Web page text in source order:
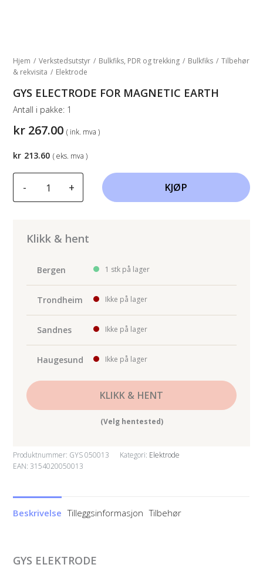
Hjem / Verkstedsutstyr / Bulkfiks, PDR og trekking / Bulkfiks / Tilbehør
& rekvisita / Elektrode
GYS ELECTRODE FOR MAGNETIC EARTH
kr 267.00 ( ink. mva )
Antall i pakke: 1
-
ELECTRODE
EARTH
+ KJØP
Klikk & hent
Bergen 1 stk på lager
Trondheim Ikke på lager
Sandnes Ikke på lager
Haugesund Ikke på lager
KLIKK & HENT
(Velg hentested)
Produktnummer: GYS 050013 Kategori: Elektrode
EAN: 3154020050013
kr 213.60 ( eks. mva )
Beskrivelse Tilleggsinformasjon Tilbehør
GYS ELEKTRODE